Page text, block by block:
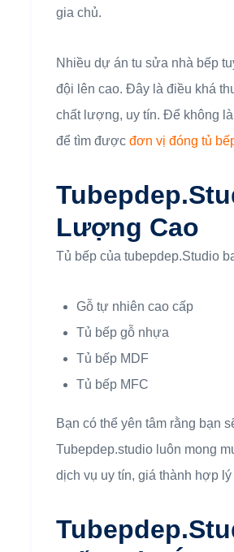
gia chủ.
Nhiều dự án tu sửa nhà bếp
đội lên cao. Đây là điều khá
chất lượng, uy tín. Để không
để tìm được đơn vị đóng tủ
Lượng Cao
Tủ bếp của tubepdep.Studio
Gỗ tự nhiên cao cấp
Tủ bếp gỗ nhựa
Tủ bếp MDF
Tủ bếp MFC
Bạn có thể yên tâm rằng bạn
Tubepdep.studio luôn mong
dịch vụ uy tín, giá thành hợp